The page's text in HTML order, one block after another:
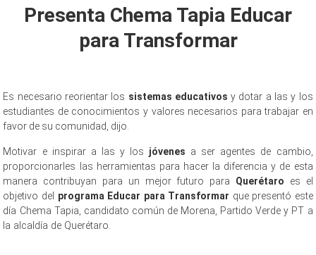
Presenta Chema Tapia Educar
para Transformar
Es necesario reorientar los sistemas educativos y dotar a las y los
estudiantes de conocimientos y valores necesarios para trabajar en
favor de su comunidad, dijo.
Motivar e inspirar a las y los jóvenes a ser agentes de cambio,
proporcionarles las herramientas para hacer la diferencia y de esta
manera contribuyan para un mejor futuro para Querétaro es el
objetivo del programa Educar para Transformar que presentó este
día Chema Tapia, candidato común de Morena, Partido Verde y PT a
la alcaldía de Querétaro.